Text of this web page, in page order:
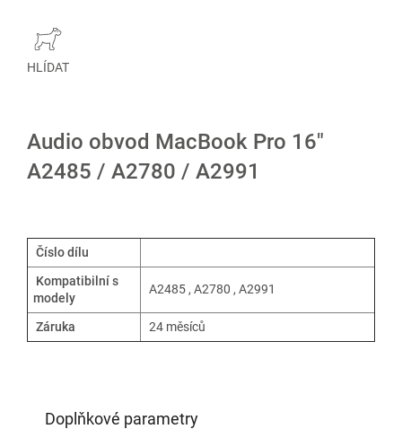
HLÍDAT
Audio obvod MacBook Pro 16"
A2485 / A2780 / A2991
Číslo dílu
Kompatibilní s
modely
A2485 , A2780 , A2991
Záruka 24 měsíců
Doplňkové parametry